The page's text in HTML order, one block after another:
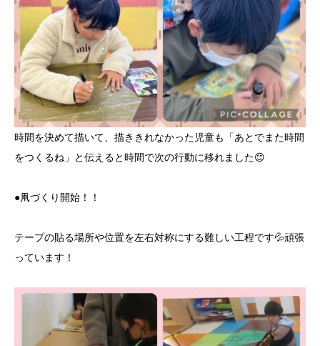
時間を決めて描いて、描ききれなかった児童も「あとでまた時間
をつくるね」と伝えると時間で次の行動に移れました😊
●凧づくり開始！！
テープの貼る場所や位置を左右対称にする難しい工程です💦頑張
っています！